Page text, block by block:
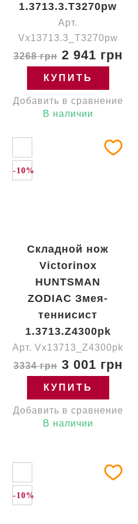
1.3713.3.T3270pw
Арт.
Vx13713.3_T3270pw
3268 грн2 941 грн
КУПИТЬ
Добавить в сравнение
В наличии
-10%
Складной нож
Victorinox
HUNTSMAN
ZODIAC Змея-
теннисист
1.3713.Z4300pk
Арт. Vx13713_Z4300pk
3334 грн3 001 грн
КУПИТЬ
Добавить в сравнение
В наличии
-10%